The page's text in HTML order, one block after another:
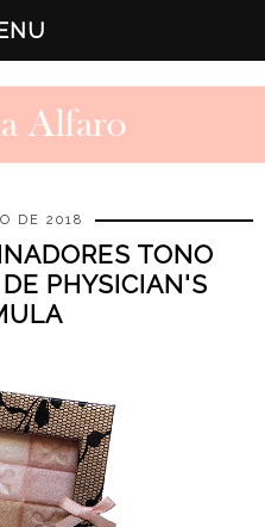
DE 2018
TONO
PHYSICIAN'S